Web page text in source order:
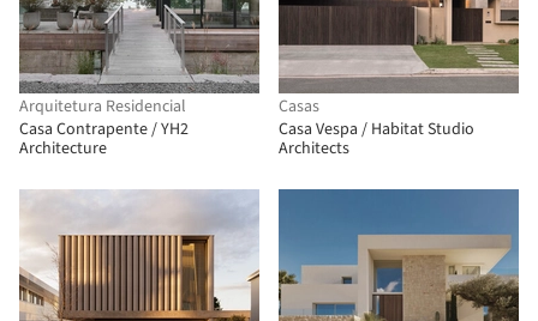
Arquitetura Residencial
Casa Contrapente / YH2
Architecture
Casas
Casa Vespa / Habitat Studio
Architects